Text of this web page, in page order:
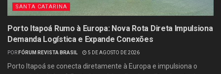
SANTA CATARINA
Porto Itapoá Rumo à Europa: Nova Rota Direta Impulsiona
Demanda Logística e Expande Conexões
POR FÓRUM REVISTA BRASIL 5 DE AGOSTO DE 2026
Porto Itapoá se conecta diretamente à Europa e impulsiona o